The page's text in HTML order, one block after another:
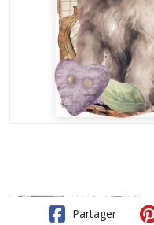
Partager